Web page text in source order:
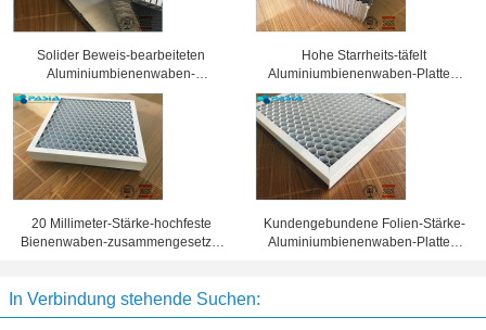
Solider Beweis-bearbeiteten
Aluminiumbienenwaben-
Sandwich-Platten
Oberflächenbehandlung
Hohe Starrheits-täfelt
Aluminiumbienenwaben-Platten,
Wabenkern 25 Millimeter Stärke-
20 Millimeter-Stärke-hochfeste
Bienenwaben-zusammengesetzte
Kundengebundene Folien-Stärke-
Aluminiumbienenwaben-Platten,
In Verbindung stehende Suchen: